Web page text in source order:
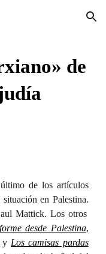
Skip to navigation
de
delos artículos
situación en Palestina.
Mattick.Los otros
desde Palestina,
Los camisas pardas